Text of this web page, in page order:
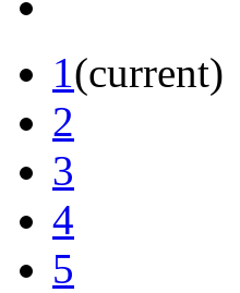
1(current)
2
3
4
5